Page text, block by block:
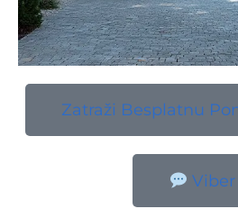
Zatraži Besplatnu
Viber